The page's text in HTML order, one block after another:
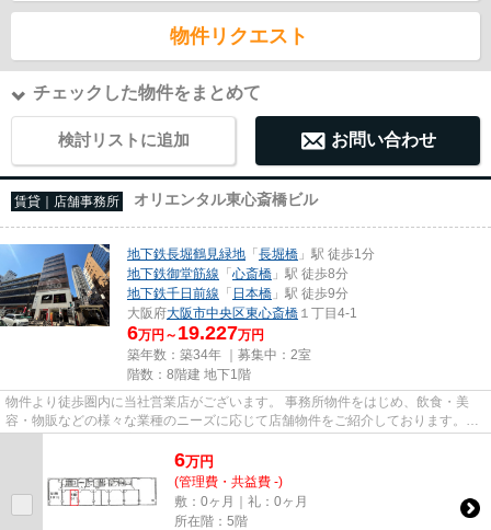
物件リクエスト
チェックした物件をまとめて
検討リストに追加 お問い合わせ
賃貸｜店舗事務所 オリエンタル東心斎橋ビル
地下鉄長堀鶴見緑地 「長堀橋 」駅 徒歩1分
地下鉄御堂筋線 「心斎橋 」駅 徒歩8分
地下鉄千日前線 「 日本橋 」駅 徒歩9分
大阪府大阪市中央区東心斎橋 １丁目4-1
6万円～ 19.227万円
築年数：築34年 ｜募集中： 2室
階数：8階建 地下1階
物件より徒歩圏内に当社営業店がございます。 事務所物件をはじめ、飲食・美
容・物販などの様々な業種のニーズに応じて店舗物件をご紹介しております。
尚、弊社ではおとり広告は一切...
6万円
(管理費・共益費 -)
敷：0ヶ月｜礼：0ヶ月
所在階：5階